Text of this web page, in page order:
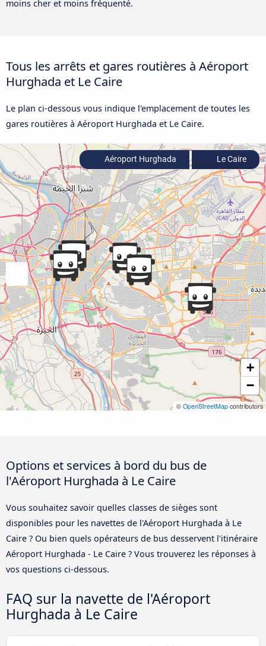
moins cher et moins fréquenté.
Tous les arrêts et gares routières à Aéroport
Hurghada et Le Caire
Le plan ci-dessous vous indique l'emplacement de toutes les
gares routières à Aéroport Hurghada et Le Caire.
+
−
© OpenStreetMap contributors
Aéroport Hurghada Le Caire
Options et services à bord du bus de
l'Aéroport Hurghada à Le Caire
Vous souhaitez savoir quelles classes de sièges sont
disponibles pour les navettes de l'Aéroport Hurghada à Le
Caire ? Ou bien quels opérateurs de bus desservent l'itinéraire
Aéroport Hurghada - Le Caire ? Vous trouverez les réponses à
vos questions ci-dessous.
FAQ sur la navette de l'Aéroport
Hurghada à Le Caire